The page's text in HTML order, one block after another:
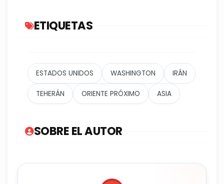
ETIQUETAS
ESTADOS UNIDOS WASHINGTON IRÁN
TEHERÁN ORIENTE PRÓXIMO ASIA
SOBRE EL AUTOR